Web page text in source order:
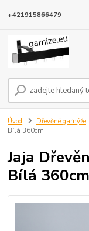
+421915866479
Úvod Dřevěné garnýže
Bílá 360cm
Jaja
Bílá 360cm